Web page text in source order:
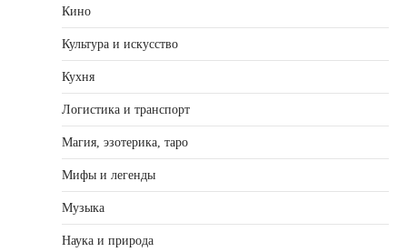
Кино
Культура и искусство
Кухня
Логистика и транспорт
Магия, эзотерика, таро
Мифы и легенды
Музыка
Наука и природа